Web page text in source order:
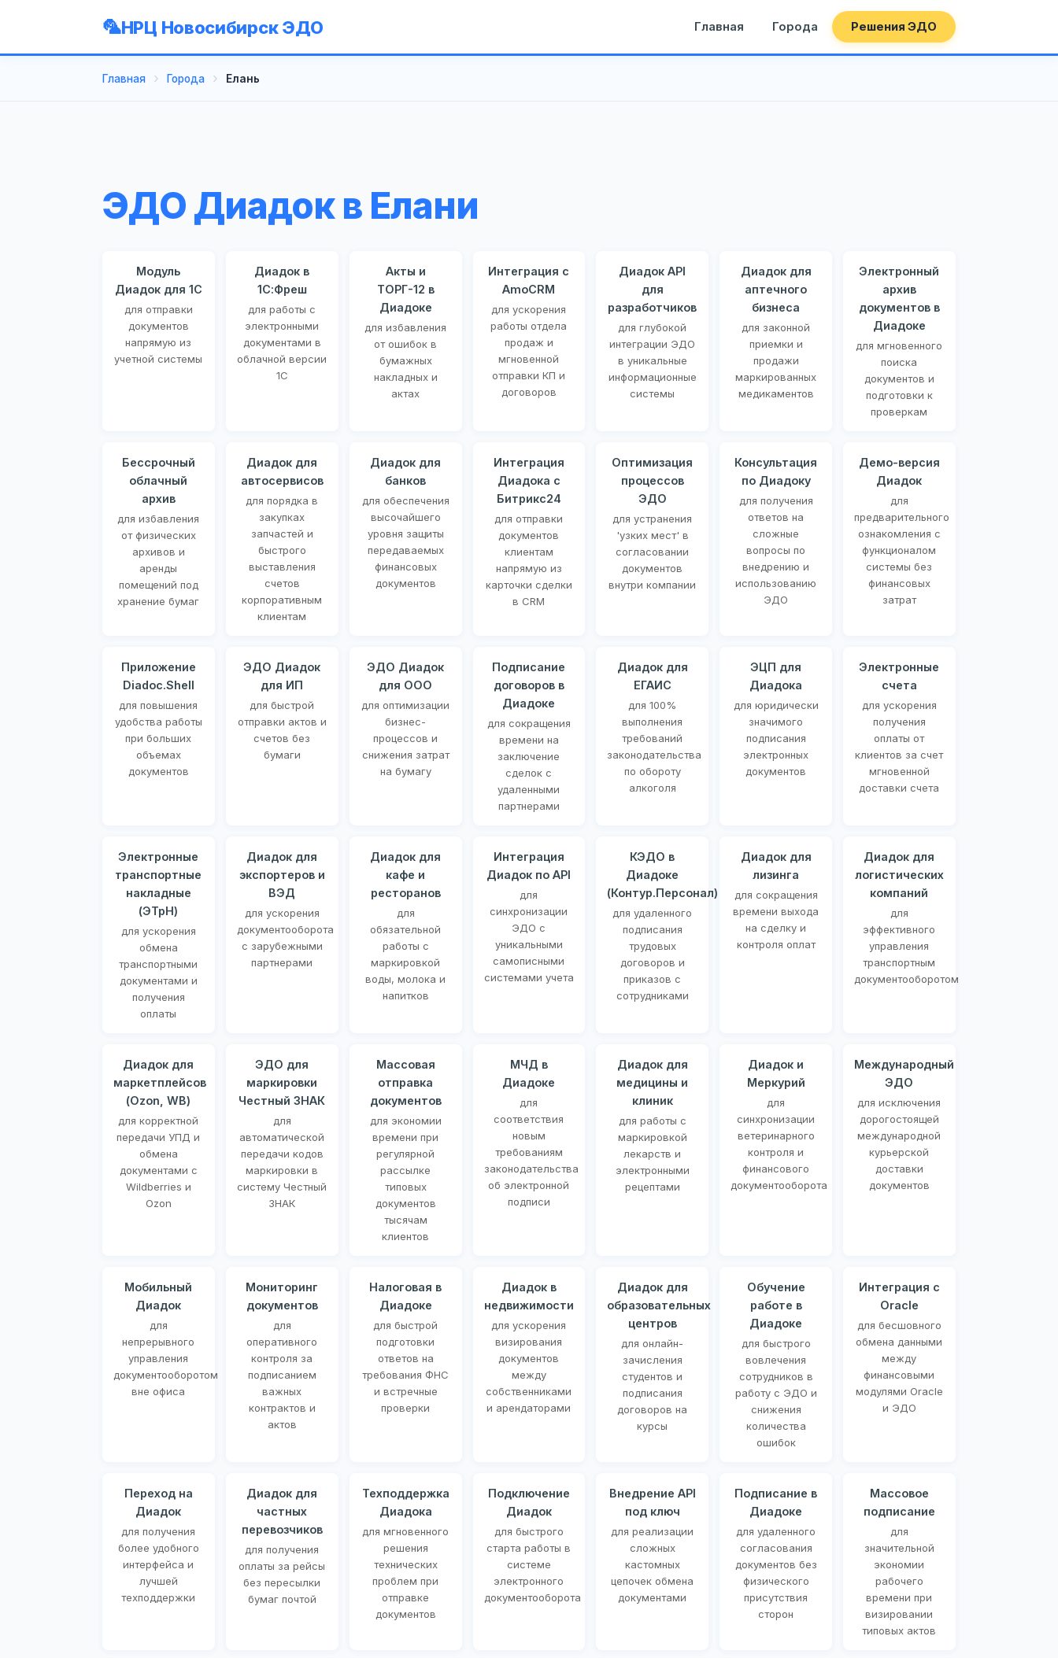
НРЦ Новосибирск ЭДО Главная Города Решения ЭДО
Главная Города Елань
ЭДО Диадок в Елани
Модуль
Диадок для 1С
для отправки
документов
напрямую из
учетной системы
Диадок в
1С:Фреш
для работы с
электронными
документами в
облачной версии
1С
Акты и
ТОРГ-12 в
Диадоке
для избавления
от ошибок в
бумажных
накладных и
актах
Интеграция с
AmoCRM
для ускорения
работы отдела
продаж и
мгновенной
отправки КП и
договоров
Диадок API
для
разработчиков
для глубокой
интеграции ЭДО
в уникальные
информационные
системы
Диадок для
аптечного
бизнеса
для законной
приемки и
продажи
маркированных
медикаментов
Электронный
архив
документов в
Диадоке
для мгновенного
поиска
документов и
подготовки к
проверкам
Бессрочный
облачный
архив
для избавления
от физических
архивов и
аренды
помещений под
хранение бумаг
Диадок для
автосервисов
для порядка в
закупках
запчастей и
быстрого
выставления
счетов
корпоративным
клиентам
Диадок для
банков
для обеспечения
высочайшего
уровня защиты
передаваемых
финансовых
документов
Интеграция
Диадока с
Битрикс24
для отправки
документов
клиентам
напрямую из
карточки сделки
в CRM
Оптимизация
процессов
ЭДО
для устранения
'узких мест' в
согласовании
документов
внутри компании
Консультация
по Диадоку
для получения
ответов на
сложные
вопросы по
внедрению и
использованию
ЭДО
Демо-версия
Диадок
для
предварительного
ознакомления с
функционалом
системы без
финансовых
затрат
Приложение
Diadoc.Shell
для повышения
удобства работы
при больших
объемах
документов
ЭДО Диадок
для ИП
для быстрой
отправки актов и
счетов без
бумаги
ЭДО Диадок
для ООО
для оптимизации
бизнес-
процессов и
снижения затрат
на бумагу
Подписание
договоров в
Диадоке
для сокращения
времени на
заключение
сделок с
удаленными
партнерами
Диадок для
ЕГАИС
для 100%
выполнения
требований
законодательства
по обороту
алкоголя
ЭЦП для
Диадока
для юридически
значимого
подписания
электронных
документов
Электронные
счета
для ускорения
получения
оплаты от
клиентов за счет
мгновенной
доставки счета
Электронные
транспортные
накладные
(ЭТрН)
для ускорения
обмена
транспортными
документами и
получения
оплаты
Диадок для
экспортеров и
ВЭД
для ускорения
документооборота
с зарубежными
партнерами
Диадок для
кафе и
ресторанов
для
обязательной
работы с
маркировкой
воды, молока и
напитков
Интеграция
Диадок по API
для
синхронизации
ЭДО с
уникальными
самописными
системами учета
КЭДО в
Диадоке
(Контур.Персонал)
для удаленного
подписания
трудовых
договоров и
приказов с
сотрудниками
Диадок для
лизинга
для сокращения
времени выхода
на сделку и
контроля оплат
Диадок для
логистических
компаний
для
эффективного
управления
транспортным
документооборотом
Диадок для
маркетплейсов
(Ozon, WB)
для корректной
передачи УПД и
обмена
документами с
Wildberries и
Ozon
ЭДО для
маркировки
Честный ЗНАК
для
автоматической
передачи кодов
маркировки в
систему Честный
ЗНАК
Массовая
отправка
документов
для экономии
времени при
регулярной
рассылке
типовых
документов
тысячам
клиентов
МЧД в
Диадоке
для
соответствия
новым
требованиям
законодательства
об электронной
подписи
Диадок для
медицины и
клиник
для работы с
маркировкой
лекарств и
электронными
рецептами
Диадок и
Меркурий
для
синхронизации
ветеринарного
контроля и
финансового
документооборота
Международный
ЭДО
для исключения
дорогостоящей
международной
курьерской
доставки
документов
Мобильный
Диадок
для
непрерывного
управления
документооборотом
вне офиса
Мониторинг
документов
для
оперативного
контроля за
подписанием
важных
контрактов и
актов
Налоговая в
Диадоке
для быстрой
подготовки
ответов на
требования ФНС
и встречные
проверки
Диадок в
недвижимости
для ускорения
визирования
документов
между
собственниками
и арендаторами
Диадок для
образовательных
центров
для онлайн-
зачисления
студентов и
подписания
договоров на
курсы
Обучение
работе в
Диадоке
для быстрого
вовлечения
сотрудников в
работу с ЭДО и
снижения
количества
ошибок
Интеграция с
Oracle
для бесшовного
обмена данными
между
финансовыми
модулями Oracle
и ЭДО
Переход на
Диадок
для получения
более удобного
интерфейса и
лучшей
техподдержки
Диадок для
частных
перевозчиков
для получения
оплаты за рейсы
без пересылки
бумаг почтой
Техподдержка
Диадока
для мгновенного
решения
технических
проблем при
отправке
документов
Подключение
Диадок
для быстрого
старта работы в
системе
электронного
документооборота
Внедрение API
под ключ
для реализации
сложных
кастомных
цепочек обмена
документами
Подписание в
Диадоке
для удаленного
согласования
документов без
физического
присутствия
сторон
Массовое
подписание
для
значительной
экономии
рабочего
времени при
визировании
типовых актов